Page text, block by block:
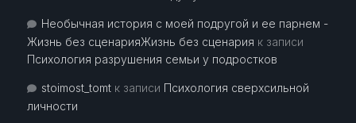
Необычная история с моей подругой и ее парнем -
Жизнь без сценарияЖизнь без сценария к записи
Психология разрушения семьи у подростков
stoimost_tomtк записи Психология сверхсильной
личности